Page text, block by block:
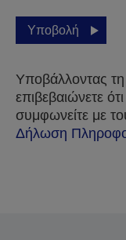
Υποβολή
Υποβάλλοντας
επιβεβαιώνετε
συμφωνείτε με
Δήλωση